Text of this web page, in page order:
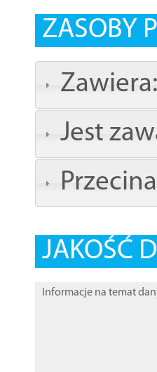
ZASOBY
Zawiera:
Jest
JAKOŚĆ
Informacje na temat